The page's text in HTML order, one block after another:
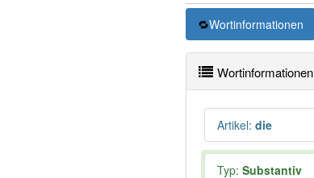
Wortinformationen
Wortinformationen
Artikel: die
Typ: Substantiv